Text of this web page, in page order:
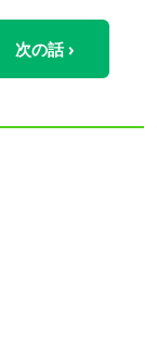
次の話 ›